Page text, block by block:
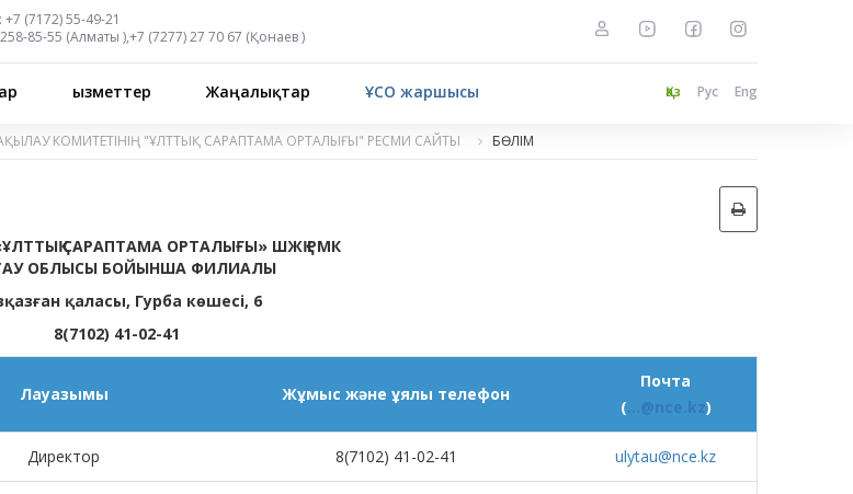
+7 (7172) 55-49-21
85-55 (Алматы ),+7 (7277) 27 70 67 (Қонаев)
Қызметтер Жаңалықтар ҰСО жаршысы Қаз Рус Eng
КОМИТЕТІНІҢ "ҰЛТТЫҚ САРАПТАМА ОРТАЛЫҒЫ" РЕСМИ САЙТЫ БӨЛІМ
САРАПТАМА ОРТАЛЫҒЫ» ШЖҚ РМК
ОБЛЫСЫ БОЙЫНША ФИЛИАЛЫ
қаласы, Гурба көшесі, 6
8(7102) 41-02-41
Лауазымы Жұмыс және ұялы телефон
Почта
( ...@nce.kz)
Директор 8(7102) 41-02-41 ulytau@nce.kz